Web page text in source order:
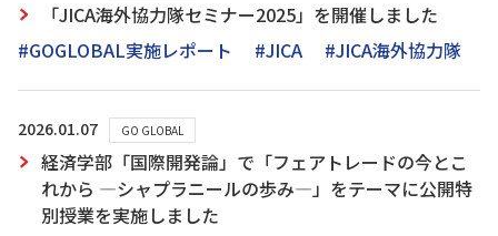
「JICA海外協力隊セミナー2025」を開催しました
#GOGLOBAL実施レポート
#JICA #JICA海外協力隊
2026.01.07 GO GLOBAL
経済学部「国際開発論」で「フェアトレードの今とこ
れから ―シャプラニールの歩み―」をテーマに公開特
別授業を実施しました